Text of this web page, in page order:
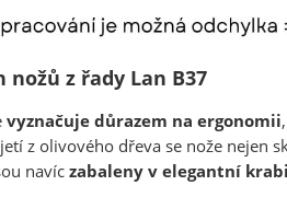
z řady Lan B37
vyznačuje důrazem na ergonomii
z olivového dřeva se nože nejen
navíczabaleny v elegantní